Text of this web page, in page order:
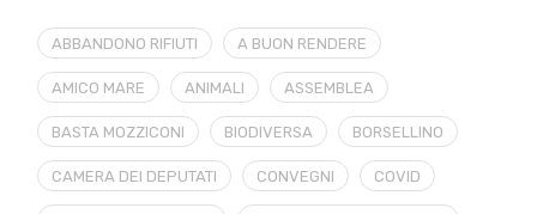
ABBANDONO RIFIUTI A BUON RENDERE
AMICO MARE ANIMALI ASSEMBLEA
BASTA MOZZICONI BIODIVERSA BORSELLINO
CAMERA DEI DEPUTATI CONVEGNI COVID